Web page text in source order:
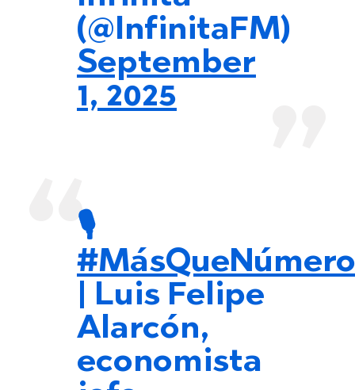
(@InfinitaFM)
September
1, 2025
🎙️
| Luis Felipe
Alarcón,
economista